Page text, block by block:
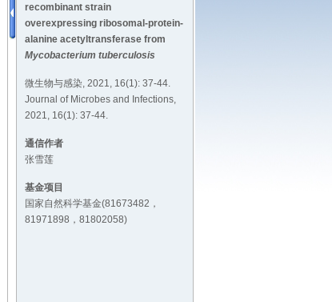
recombinant strain
overexpressing ribosomal-protein-
alanine acetyltransferase from
Mycobacterium tuberculosis
微生物与感染, 2021, 16(1): 37-44.
Journal of Microbes and Infections,
2021, 16(1): 37-44.
通信作者
张雪莲
基金项目
国家自然科学基金(81673482，
81971898，81802058)